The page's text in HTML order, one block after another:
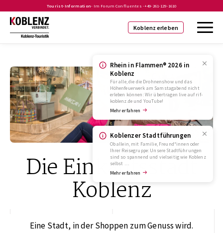
Tourist-Information- Im Forum Confluentes -+49-261-129-1610
Koblenz erleben
Rhein in Flammen® 2026 in
Koblenz
Für alle, die die Drohnenshow und das
Höhenfeuerwerk am Samstagabend nicht
erleben können: Wir übertragen live auf rif-
koblenz.de und YouTube!
Mehr erfahren
Koblenzer Stadtführungen
Ob allein, mit Familie, Freund*innen oder
Ihrer Reisegruppe: Unsere Stadtführungen
sind so spannend und vielseitig wie Koblenz
selbst …
Mehr erfahren
Die Einkaufsstadt
Koblenz
Eine Stadt, in der Shoppen zum Genuss wird.